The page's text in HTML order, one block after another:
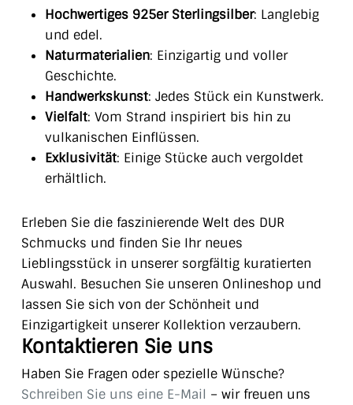
Hochwertiges 925er Sterlingsilber: Langlebig
und edel.
Naturmaterialien: Einzigartig und voller
Geschichte.
Handwerkskunst: Jedes Stück ein Kunstwerk.
Vielfalt: Vom Strand inspiriert bis hin zu
vulkanischen Einflüssen.
Exklusivität: Einige Stücke auch vergoldet
erhältlich.
Erleben Sie die faszinierende Welt des DUR
Schmucks und finden Sie Ihr neues
Lieblingsstück in unserer sorgfältig kuratierten
Auswahl. Besuchen Sie unseren Onlineshop und
lassen Sie sich von der Schönheit und
Einzigartigkeit unserer Kollektion verzaubern.
Kontaktieren Sie uns
Haben Sie Fragen oder spezielle Wünsche?
Schreiben Sie uns eine E-Mail – wir freuen uns